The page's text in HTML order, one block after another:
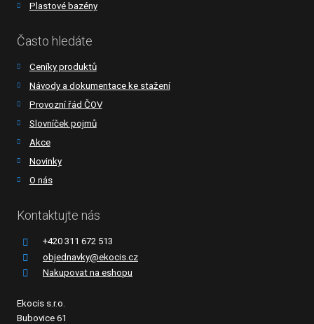
Plastové bazény
Často hledáte
Ceníky produktů
Návody a dokumentace ke stažení
Provozní řád ČOV
Slovníček pojmů
Akce
Novinky
O nás
Kontaktujte nás
+420 311 672 513
objednavky@ekocis.cz
Nakupovat na eshopu
Ekocis s.r.o.
Bubovice 61